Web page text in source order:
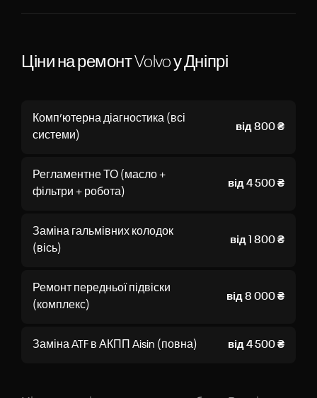
Ціни на ремонт Volvo у Дніпрі
Комп’ютерна діагностика (всі
системи)
від 800 ₴
Регламентне ТО (масло +
фільтри + робота)
від 4 500 ₴
Заміна гальмівних колодок
(вісь)
від 1 800 ₴
Ремонт передньої підвіски
(комплекс)
від 8 000 ₴
Заміна ATF в АКПП Aisin (повна) від 4 500 ₴